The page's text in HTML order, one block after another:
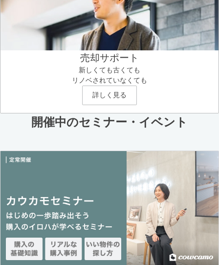
売却サポート
新しくても古くても
リノベされていなくても
詳しく見る
開催中のセミナー・イベント